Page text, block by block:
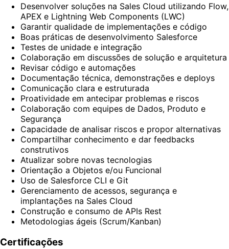
Desenvolver soluções na Sales Cloud utilizando Flow,
APEX e Lightning Web Components (LWC)
Garantir qualidade de implementações e código
Boas práticas de desenvolvimento Salesforce
Testes de unidade e integração
Colaboração em discussões de solução e arquitetura
Revisar código e automações
Documentação técnica, demonstrações e deploys
Comunicação clara e estruturada
Proatividade em antecipar problemas e riscos
Colaboração com equipes de Dados, Produto e
Segurança
Capacidade de analisar riscos e propor alternativas
Compartilhar conhecimento e dar feedbacks
construtivos
Atualizar sobre novas tecnologias
Orientação a Objetos e/ou Funcional
Uso de Salesforce CLI e Git
Gerenciamento de acessos, segurança e
implantações na Sales Cloud
Construção e consumo de APIs Rest
Metodologias ágeis (Scrum/Kanban)
Certificações